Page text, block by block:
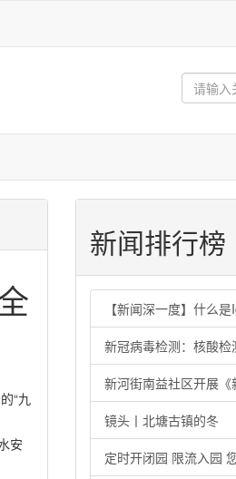
“九
安
新闻排行榜
【新闻深一度】什么
新冠病毒检测：核酸
新河街南益社区开展
镜头丨北塘古镇的冬
定时开闭园 限流入园